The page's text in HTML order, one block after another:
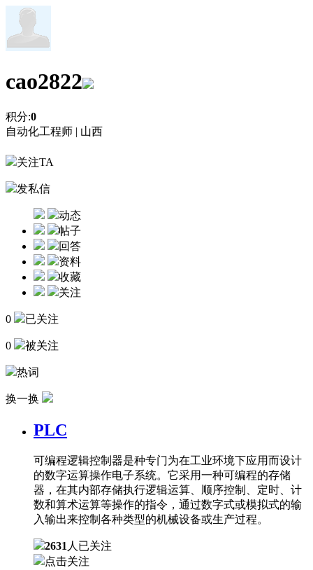
cao2822
积分:0
自动化工程师 | 山西
关注TA
发私信
动态
帖子
回答
资料
收藏
关注
0 已关注
0 被关注
热词
换一换
PLC
可编程逻辑控制器是种专门为在工业环境下应用而设计
的数字运算操作电子系统。它采用一种可编程的存储
器，在其内部存储执行逻辑运算、顺序控制、定时、计
数和算术运算等操作的指令，通过数字式或模拟式的输
入输出来控制各种类型的机械设备或生产过程。
2631 人已关注
点击关注